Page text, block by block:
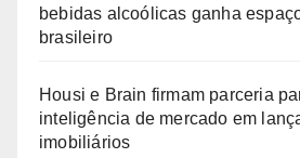
bebidas alcoólicas ganha
brasileiro
Housi e Brain firmam parceria
inteligência de mercado em
imobiliários